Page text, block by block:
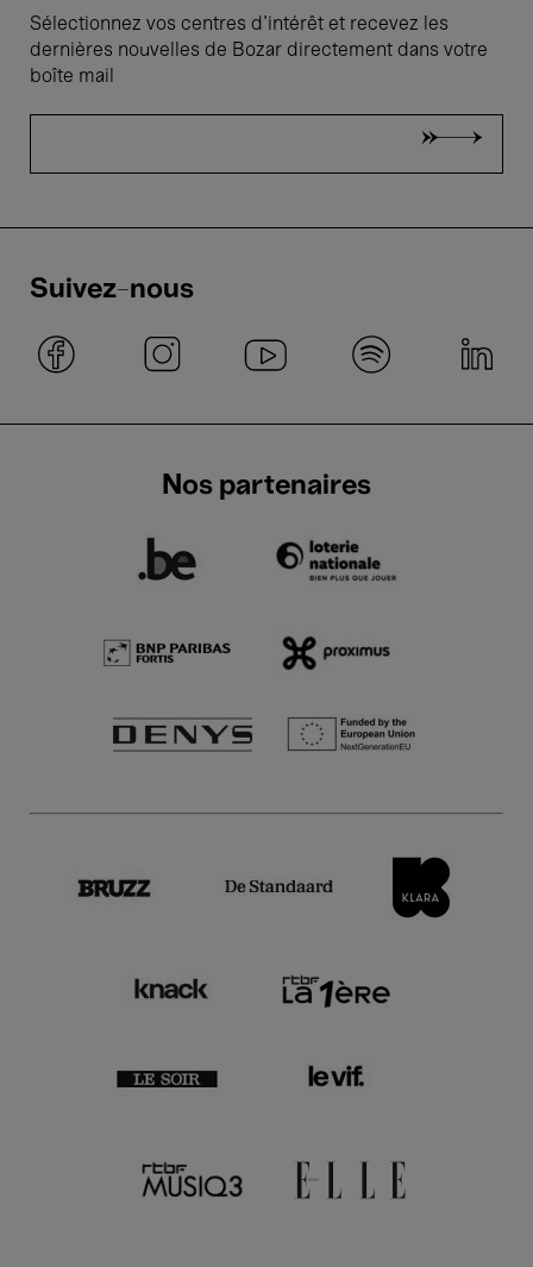
Sélectionnez vos centres d'intérêt et recevez les
dernières nouvelles de Bozar directement dans votre
boîte mail
Suivez-nous
Nos partenaires